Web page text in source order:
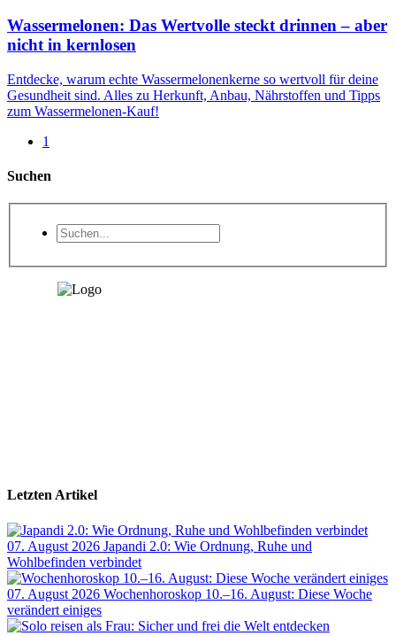
Wassermelonen: Das Wertvolle steckt drinnen – aber
nicht in kernlosen
Entdecke, warum echte Wassermelonenkerne so wertvoll für deine
Gesundheit sind. Alles zu Herkunft, Anbau, Nährstoffen und Tipps
zum Wassermelonen-Kauf!
1
Suchen
Letzten Artikel
07. August 2026 Japandi 2.0: Wie Ordnung, Ruhe und
Wohlbefinden verbindet
07. August 2026 Wochenhoroskop 10.–16. August: Diese Woche
verändert einiges